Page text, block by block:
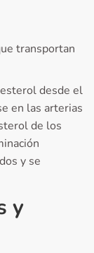
transportan
desde el
en las arterias
de los
y se
y